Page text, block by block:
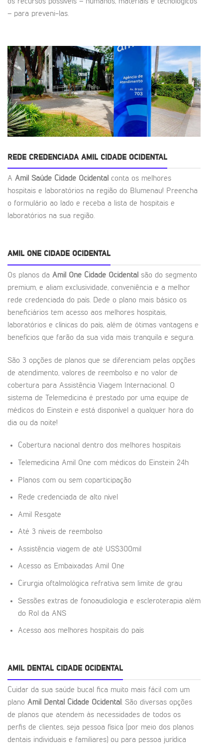
– para preveni-las.
REDE CREDENCIADA AMIL CIDADE OCIDENTAL
A Amil Saúde Cidade Ocidental conta os melhores
hospitais e laboratórios na região do Blumenau! Preencha
o formulário ao lado e receba a lista de hospitais e
laboratórios na sua região.
AMIL ONE CIDADE OCIDENTAL
Os planos da Amil One Cidade Ocidental são do segmento
premium, e aliam exclusividade, conveniência e a melhor
rede credenciada do país. Dede o plano mais básico os
beneficiários tem acesso aos melhores hospitais,
laboratórios e clínicas do país, além de ótimas vantagens e
benefícios que farão da sua vida mais tranquila e segura.
São 3 opções de planos que se diferenciam pelas opções
de atendimento, valores de reembolso e no valor de
cobertura para Assistência Viagem Internacional. O
sistema de Telemedicina é prestado por uma equipe de
médicos do Einstein e está disponível a qualquer hora do
dia ou da noite!
Cobertura nacional dentro dos melhores hospitais
Telemedicina Amil One com médicos do Einstein 24h
Planos com ou sem coparticipação
Rede credenciada de alto nível
Amil Resgate
Até 3 níveis de reembolso
Assistência viagem de até US$300mil
Acesso as Embaixadas Amil One
Cirurgia oftalmológica refrativa sem limite de grau
Sessões extras de fonoaudiologia e escleroterapia além
do Rol da ANS
Acesso aos melhores hospitais do país
AMIL DENTAL CIDADE OCIDENTAL
Cuidar da sua saúde bucal fica muito mais fácil com um
plano Amil Dental Cidade Ocidental. São diversas opções
de planos que atendem às necessidades de todos os
perfis de clientes, seja pessoa física (por meio dos planos
dentais individuais e familiares) ou para pessoa jurídica